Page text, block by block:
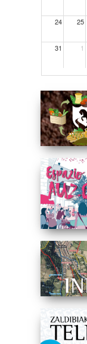
24 25
31 1